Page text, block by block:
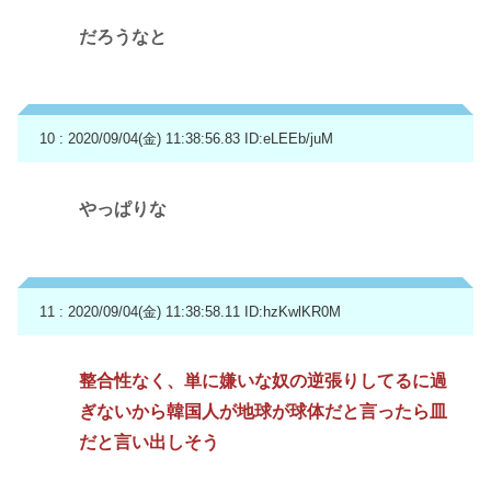
だろうなと
10 : 2020/09/04(金) 11:38:56.83 ID:eLEEb/juM
やっぱりな
11 : 2020/09/04(金) 11:38:58.11 ID:hzKwlKR0M
整合性なく、単に嫌いな奴の逆張りしてるに過
ぎないから韓国人が地球が球体だと言ったら皿
だと言い出しそう